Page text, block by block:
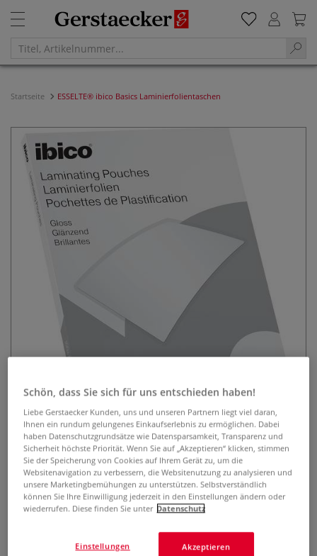
Startseite ESSELTE® ibico Basics Laminierfolientaschen
ESSELTE® ibico Basics
Laminierfolientaschen
0 Bewertungen
Die ibico Basics Laminierfolientaschen sind ideal für Kunst-
und Designprojekte. In verschiedenen Formaten erhältlich,
mit 75 µm Stärke und glänzender Oberfläche – perfekt zum
Schön, dass Sie sich für uns entschieden haben!
Liebe Gerstaecker Kunden, uns und unseren Partnern liegt viel daran,
Ihnen ein rundum gelungenes Einkaufserlebnis zu ermöglichen. Dabei
haben Datenschutzgrundsätze wie Datensparsamkeit, Transparenz und
Sicherheit höchste Priorität. Wenn Sie auf „Akzeptieren“ klicken, stimmen
Sie der Speicherung von Cookies auf Ihrem Gerät zu, um die
Websitenavigation zu verbessern, die Websitenutzung zu analysieren und
unsere Marketingbemühungen zu unterstützen. Selbstverständlich
können Sie Ihre Einwilligung jederzeit in den Einstellungen ändern oder
wiederrufen. Diese finden Sie unter Datenschutz
Akzeptieren
Einstellungen